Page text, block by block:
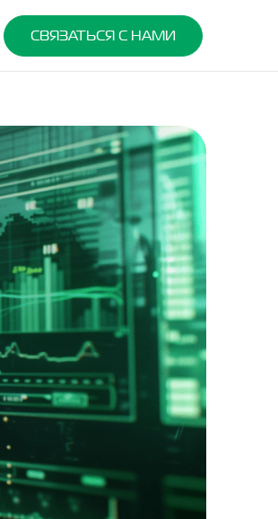
СВЯЗАТЬСЯ С НАМИ